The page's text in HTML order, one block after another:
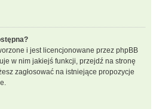
i jest licencjonowane przez phpBB
w nim jakiejś funkcji, przejdź na stronę
zagłosować na istniejące propozycje